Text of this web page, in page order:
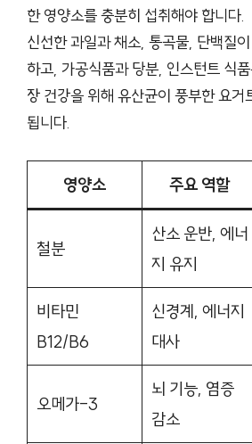
한 영양소를 충분히 섭취해야 합니다.
신선한 과일과 채소, 통곡물, 단백질
하고, 가공식품과 당분, 인스턴트 식
장 건강을 위해 유산균이 풍부한 요거
됩니다.
영양소 주요 역할
철분
산소 운반, 에너
지 유지
비타민
B12/B6
신경계, 에너지
대사
오메가-3
뇌 기능, 염증
감소